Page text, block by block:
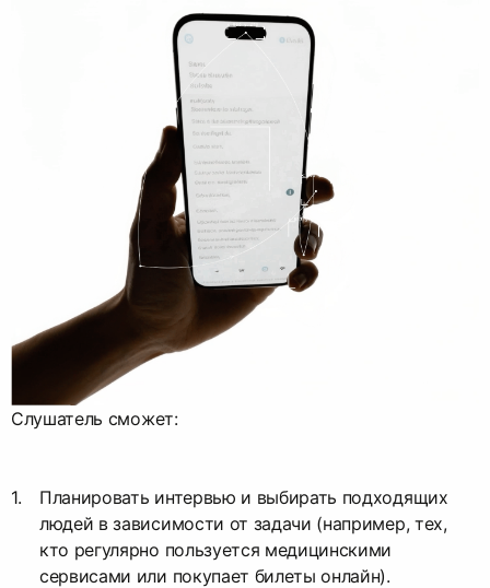
Слушатель сможет:
Планировать интервью и выбирать подходящих
людей в зависимости от задачи (например, тех,
кто регулярно пользуется медицинскими
сервисами или покупает билеты онлайн).